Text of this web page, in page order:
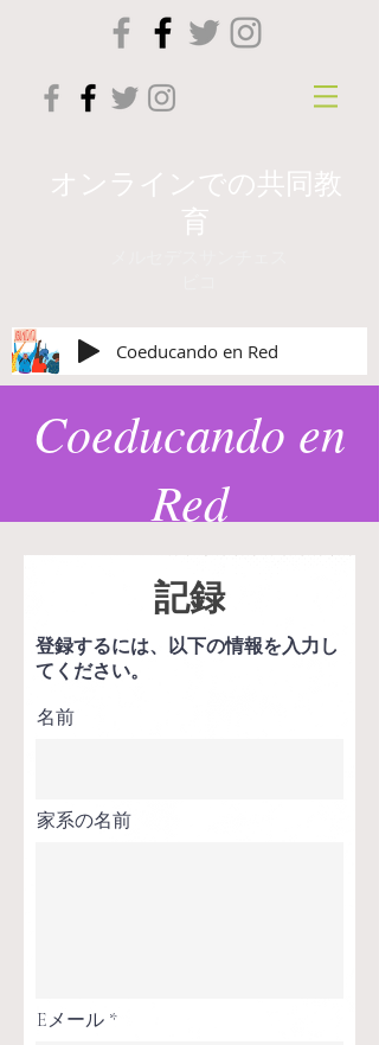
オンラインでの共同教
育
Coeducando en Red
Coeducando en
Red
記録
登録するには、以下の情報を入力し
てください。
名前
家系の名前
Eメール